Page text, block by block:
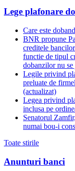
Lege plafonare
Care este
BNR propune
creditele
functie de tipul
dobanzilor nu
Legile privind
preluate de
(actualizat)
Legea privind
inclusa pe
Senatorul
numai bou-i
Toate stirile
Anunturi banci